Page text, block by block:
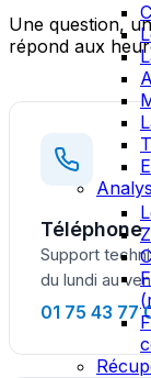
Une question,
répond aux
Téléphone
Support
du lundi au
01 75 43 77